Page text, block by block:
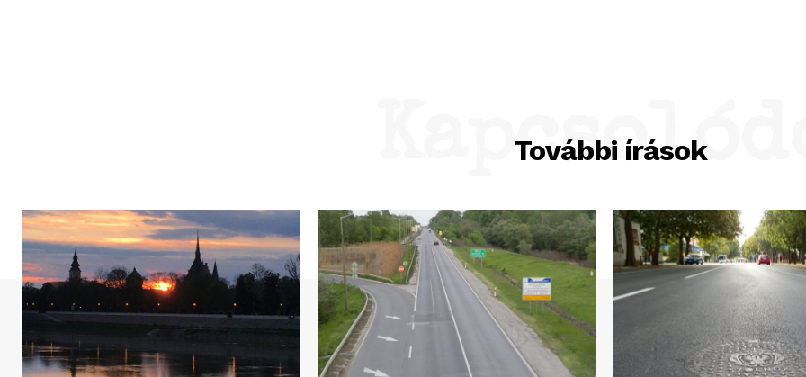
További írások